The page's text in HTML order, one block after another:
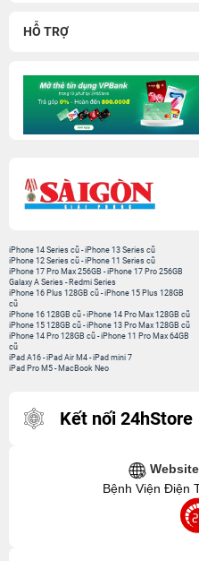
HỖ TRỢ
iPhone 14 Series cũ -iPhone 13 Series cũ
iPhone 12 Series cũ -iPhone 11 Series cũ
iPhone 17 Pro Max 256GB -iPhone 17 Pro 256GB
Galaxy A Series - Redmi Series
iPhone 16 Plus 128GB cũ -iPhone 15 Plus 128GB
cũ
iPhone 16 128GB cũ -iPhone 14 Pro Max 128GB cũ
iPhone 15 128GB cũ -iPhone 13 Pro Max 128GB cũ
iPhone 14 Pro 128GB cũ -iPhone 11 Pro Max 64GB
cũ
iPad A16 -iPad Air M4 -iPad mini 7
iPad Pro M5 - MacBook Neo
Kết nối 24hStore
Bệnh Viện Điện